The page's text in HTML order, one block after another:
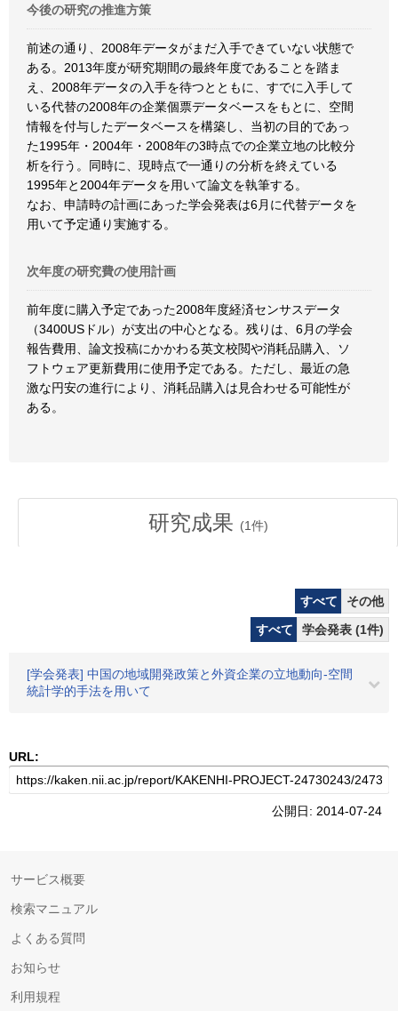
今後の研究の推進方策
前述の通り、2008年データがまだ入手できていない状態で
ある。2013年度が研究期間の最終年度であることを踏ま
え、2008年データの入手を待つとともに、すでに入手して
いる代替の2008年の企業個票データベースをもとに、空間
情報を付与したデータベースを構築し、当初の目的であっ
た1995年・2004年・2008年の3時点での企業立地の比較分
析を行う。同時に、現時点で一通りの分析を終えている
1995年と2004年データを用いて論文を執筆する。
なお、申請時の計画にあった学会発表は6月に代替データを
用いて予定通り実施する。
次年度の研究費の使用計画
前年度に購入予定であった2008年度経済センサスデータ
（3400USドル）が支出の中心となる。残りは、6月の学会
報告費用、論文投稿にかかわる英文校閲や消耗品購入、ソ
フトウェア更新費用に使用予定である。ただし、最近の急
激な円安の進行により、消耗品購入は見合わせる可能性が
ある。
研究成果 (1件)
すべて
その他
すべて
学会発表 (1件)
[学会発表] 中国の地域開発政策と外資企業の立地動向-空間
統計学的手法を用いて
URL:
公開日: 2014-07-24
サービス概要
検索マニュアル
よくある質問
お知らせ
利用規程